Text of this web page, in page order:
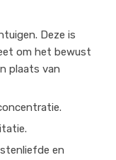
Deze is
om het bewust
plaats van
en